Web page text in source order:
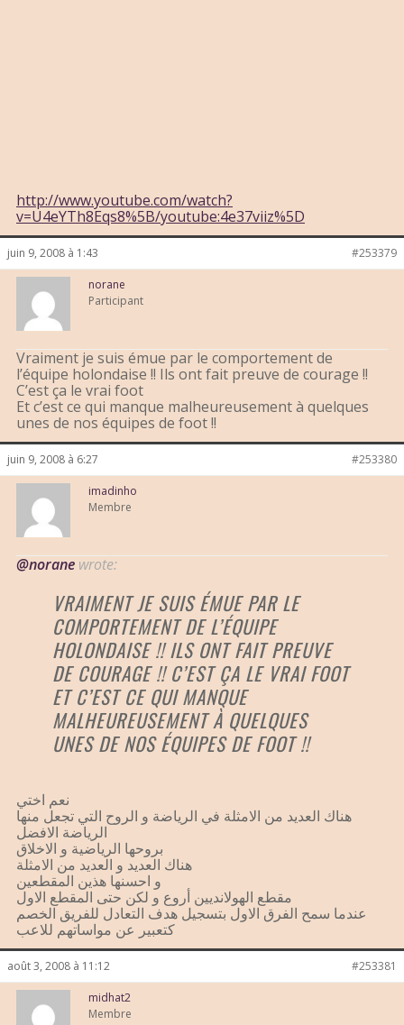
http://www.youtube.com/watch?
v=U4eYTh8Eqs8%5B/youtube:4e37viiz%5D
juin 9, 2008 à 1:43 #253379
norane
Participant
Vraiment je suis émue par le comportement de
l’équipe holondaise !! Ils ont fait preuve de courage !!
C’est ça le vrai foot
Et c’est ce qui manque malheureusement à quelques
unes de nos équipes de foot !!
juin 9, 2008 à 6:27 #253380
imadinho
Membre
@norane wrote:
VRAIMENT JE SUIS ÉMUE PAR LE
COMPORTEMENT DE L’ÉQUIPE
HOLONDAISE !! ILS ONT FAIT PREUVE
DE COURAGE !! C’EST ÇA LE VRAI FOOT
ET C’EST CE QUI MANQUE
MALHEUREUSEMENT À QUELQUES
UNES DE NOS ÉQUIPES DE FOOT !!
نعم اختي
هناك العديد من الامثلة في الرياضة و الروح التي تجعل منها
الرياضة الافضل
بروحها الرياضية و الاخلاق
هناك العديد و العديد من الامثلة
و احسنها هذين المقطعين
مقطع الهولانديين أروع و لكن حتى المقطع الاول
عندما سمح الفرق الاول بتسجيل هدف التعادل للفريق الخصم
كتعبير عن مواساتهم للاعب
août 3, 2008 à 11:12 #253381
midhat2
Membre